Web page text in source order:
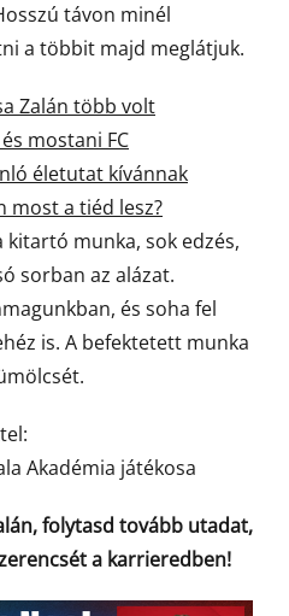
távon minél
a többit majd meglátjuk.
Zalán több volt
mostani FC
életutat kívánnak
most a tiéd lesz?
kitartó munka, sok edzés,
sorban az alázat.
és soha fel
is. A befektetett munka
Akadémia játékosa
folytasd tovább utadat,
a karrieredben!